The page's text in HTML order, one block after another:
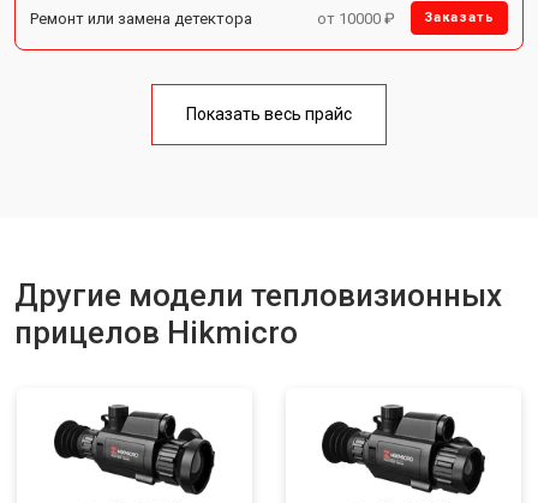
Ремонт или замена детектора от 10000 ₽ Заказать
Показать весь прайс
Другие модели тепловизионных
прицелов Hikmicro